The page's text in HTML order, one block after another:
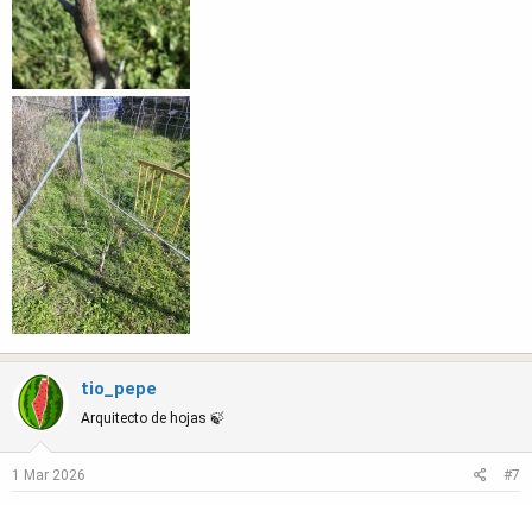
tio_pepe
Arquitecto de hojas 🍃
1 Mar 2026 #7